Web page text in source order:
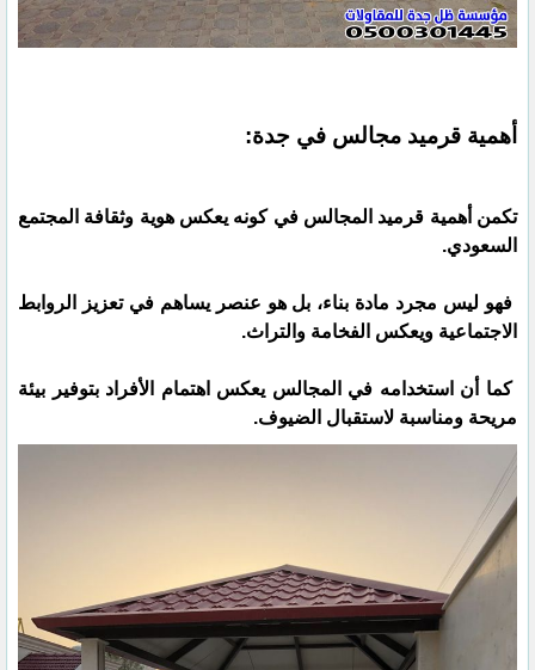
أهمية قرميد مجالس في جدة:
تكمن أهمية قرميد المجالس في كونه يعكس هوية وثقافة المجتمع
السعودي.
فهو ليس مجرد مادة بناء، بل هو عنصر يساهم في تعزيز الروابط
الاجتماعية ويعكس الفخامة والتراث.
كما أن استخدامه في المجالس يعكس اهتمام الأفراد بتوفير بيئة
مريحة ومناسبة لاستقبال الضيوف.